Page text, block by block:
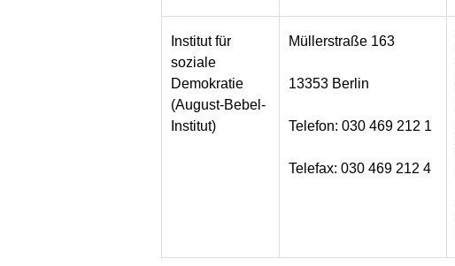
Institut für
soziale
Demokratie
(August-Bebel-
Institut)
Müllerstraße 163
13353 Berlin
Telefon: 030 469 212 1
Telefax: 030 469 212 4